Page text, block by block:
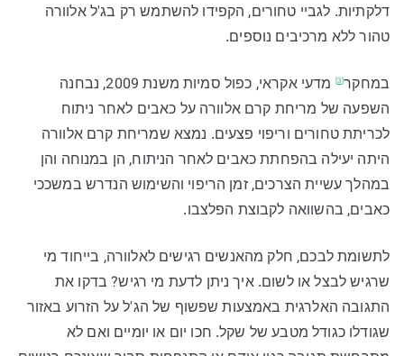
דלקתיות. לגביי טחורים, הקפידו להשתמש רק בג'ל אלוורה
טהור ללא מרכיבים נוספים.
במחקר[3]
מדעי אקראי, כפול סמיות משנת 2009, נבחנה
השפעה של מריחת קרם אלוורה על כאבים לאחר ניתוח
לכריתת טחורים וריפוי פצעים. נמצא שמריחת קרם אלוורה
היתה יעילה בהפחתת כאבים לאחר הניתוח, הן במנוחה והן
במהלך עשיית הצרכים, זמן הריפוי והשימוש הנדרש במשככי
כאבים, בהשוואה לקבוצת הפלצבו.
לתשומת לבכם, חלק מהאנשים רגישים לאלוורה, בייחוד מי
שרגיש לבצל או לשום. איך ניתן לדעת מי רגיש? בדקו את
התגובה האלרגית באמצעות שפשוף של הג'ל על הזרוע באזור
שגודלו כגודל מטבע של שקל. חכו יום או יומיים ואם לא